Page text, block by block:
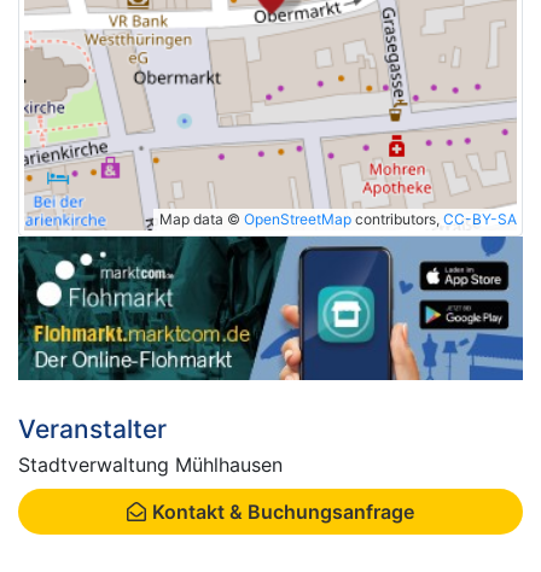
Map data © OpenStreetMap contributors, CC-BY-SA
Veranstalter
Stadtverwaltung Mühlhausen
Kontakt & Buchungsanfrage